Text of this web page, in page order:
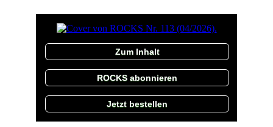
Zum Inhalt
ROCKS abonnieren
Jetzt bestellen